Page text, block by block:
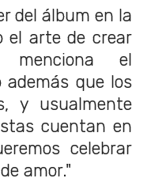
del álbum en la
el arte de crear
el
además que los
y usualmente
cuentan en
celebrar
amor."